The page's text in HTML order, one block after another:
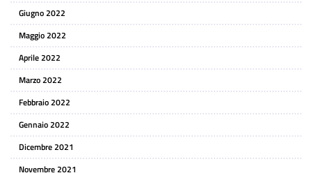
Giugno 2022
Maggio 2022
Aprile 2022
Marzo 2022
Febbraio 2022
Gennaio 2022
Dicembre 2021
Novembre 2021